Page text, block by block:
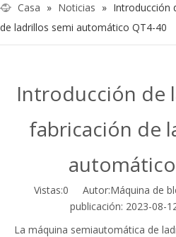
Casa » Noticias » Introducción
de ladrillos semi automático QT4-40
Introducción de
fabricación de
Vistas:0 Autor:Máquina de
publicación: 2023-
La máquina semiautomática de